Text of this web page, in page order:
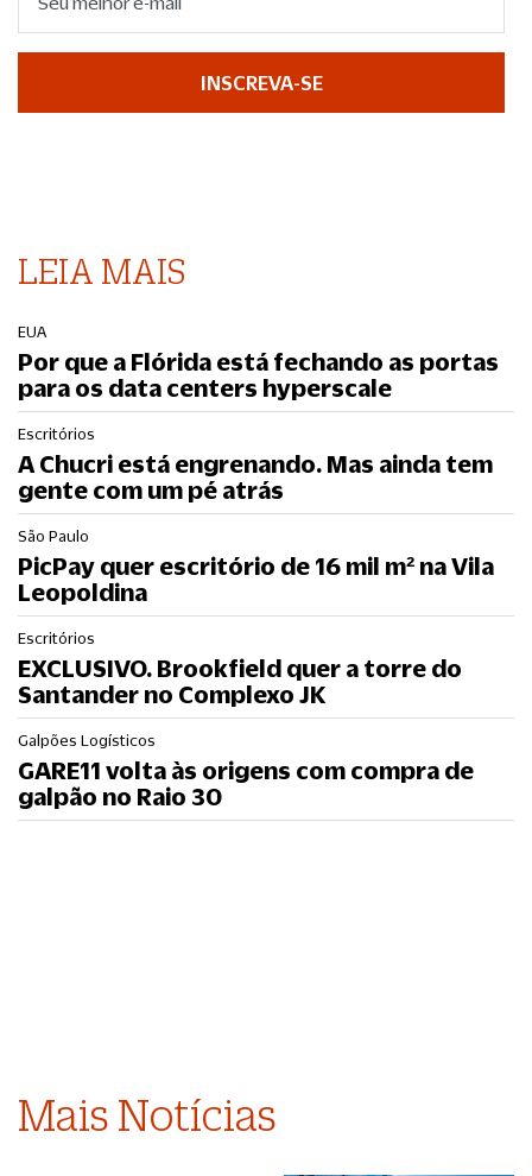
INSCREVA-SE
LEIA MAIS
EUA
Por que a Flórida está fechando as portas
para os data centers hyperscale
Escritórios
A Chucri está engrenando. Mas ainda tem
gente com um pé atrás
São Paulo
PicPay quer escritório de 16 mil m² na Vila
Leopoldina
Escritórios
EXCLUSIVO. Brookfield quer a torre do
Santander no Complexo JK
Galpões Logísticos
GARE11 volta às origens com compra de
galpão no Raio 30
Mais Notícias